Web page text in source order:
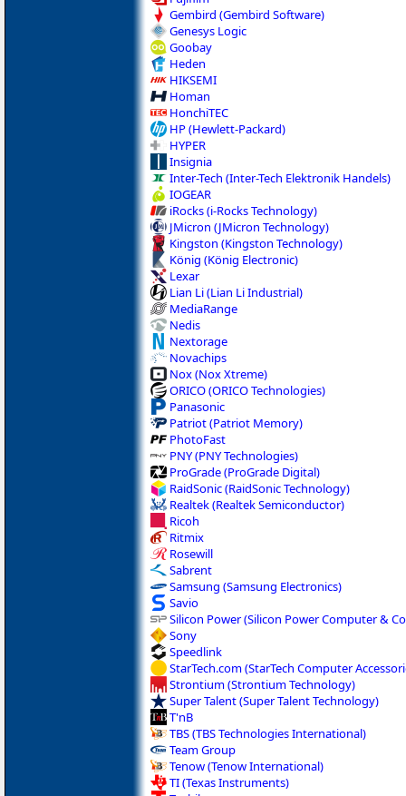
Gembird (Gembird Software)
Genesys Logic
Goobay
Heden
HIKSEMI
Homan
HonchiTEC
HP (Hewlett-Packard)
HYPER
Insignia
Inter-Tech (Inter-Tech Elektronik Handels)
IOGEAR
iRocks (i-Rocks Technology)
JMicron (JMicron Technology)
Kingston (Kingston Technology)
König (König Electronic)
Lexar
Lian Li (Lian Li Industrial)
MediaRange
Nedis
Nextorage
Novachips
Nox (Nox Xtreme)
ORICO (ORICO Technologies)
Panasonic
Patriot (Patriot Memory)
PhotoFast
PNY (PNY Technologies)
ProGrade (ProGrade Digital)
RaidSonic (RaidSonic Technology)
Realtek (Realtek Semiconductor)
Ricoh
Ritmix
Rosewill
Sabrent
Samsung (Samsung Electronics)
Savio
Silicon Power (Silicon Power Computer &
Sony
Speedlink
StarTech.com (StarTech Computer
Strontium (Strontium Technology)
Super Talent (Super Talent Technology)
T'nB
TBS (TBS Technologies International)
Team Group
Tenow (Tenow International)
TI (Texas Instruments)